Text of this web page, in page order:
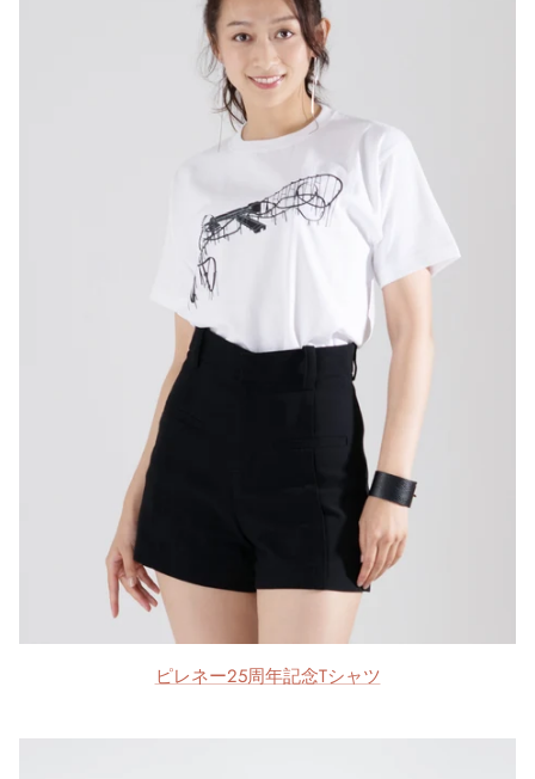
ピレネー25周年記念Tシャツ